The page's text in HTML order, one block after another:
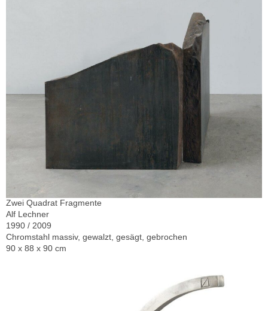
Zwei Quadrat Fragmente
Alf Lechner
1990 / 2009
Chromstahl massiv, gewalzt, gesägt, gebrochen
90 x 88 x 90 cm